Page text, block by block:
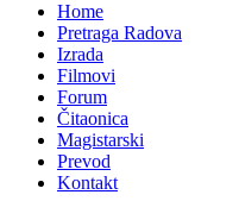
Home
Pretraga Radova
Izrada
Filmovi
Forum
Čitaonica
Magistarski
Prevod
Kontakt